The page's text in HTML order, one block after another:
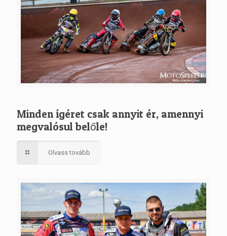
Minden ígéret csak annyit ér, amennyi
megvalósul belőle!
Olvass tovább